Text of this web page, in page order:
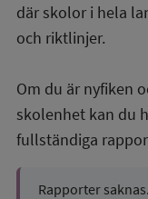
där skolor i hela
och riktlinjer.
Om du är nyfiken
skolenhet kan du
fullständiga
Rapporter saknas.